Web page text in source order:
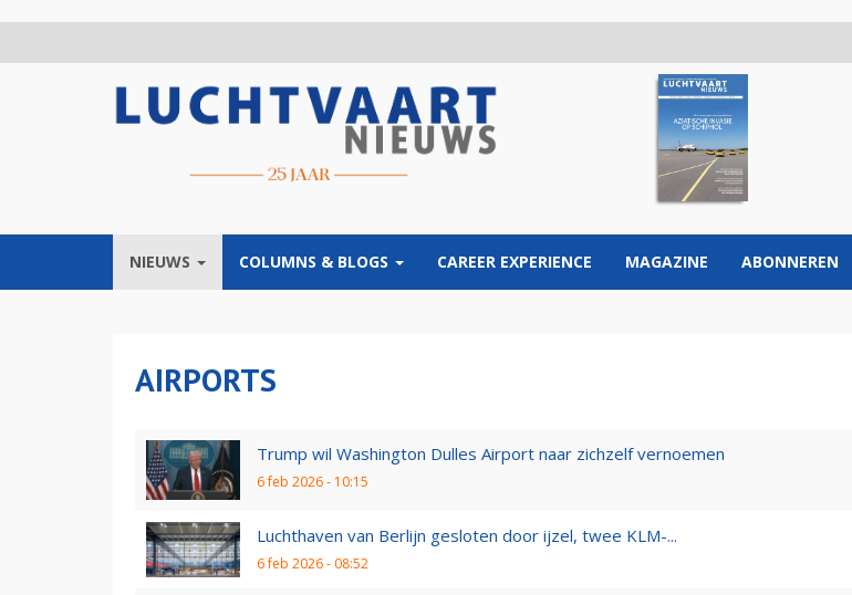
NIEUWS COLUMNS & BLOGS CAREER EXPERIENCE MAGAZINE ABONNEREN
AIRPORTS
Trump wil Washington Dulles Airport naar zichzelf vernoemen
6 feb 2026 - 10:15
Luchthaven van Berlijn gesloten door ijzel, twee KLM-...
6 feb 2026 - 08:52